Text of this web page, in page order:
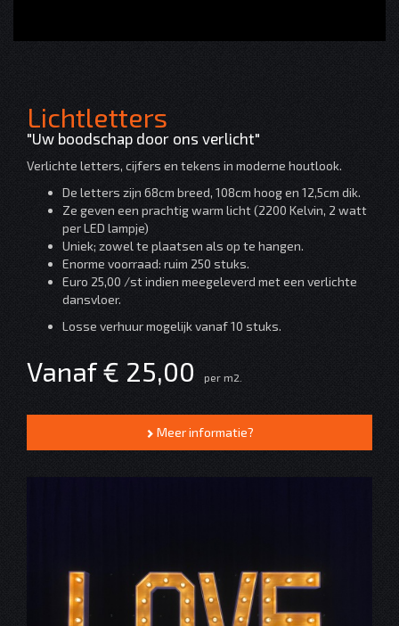
Lichtletters
"Uw boodschap door ons verlicht"
Verlichte letters, cijfers en tekens in moderne houtlook.
De letters zijn 68cm breed, 108cm hoog en 12,5cm dik.
Ze geven een prachtig warm licht (2200 Kelvin, 2 watt
per LED lampje)
Uniek; zowel te plaatsen als op te hangen.
Enorme voorraad: ruim 250 stuks.
Euro 25,00 /st indien meegeleverd met een verlichte
dansvloer.
Losse verhuur mogelijk vanaf 10 stuks.
Vanaf € 25,00 per m2.
Meer informatie?